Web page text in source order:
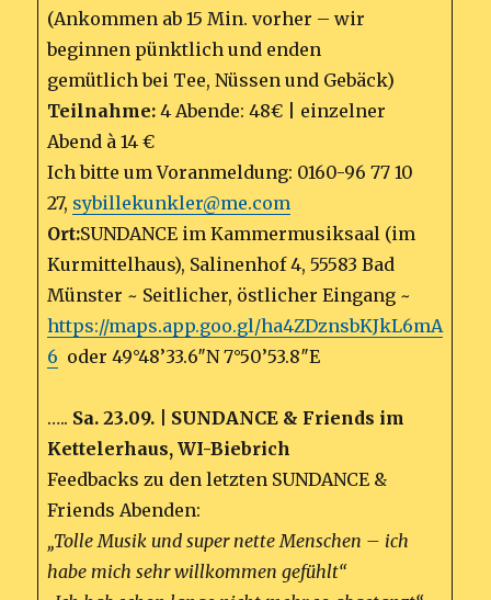
(Ankommen ab 15 Min. vorher – wir
beginnen pünktlich und enden
gemütlich bei Tee, Nüssen und Gebäck)
Teilnahme: 4 Abende: 48€ | einzelner
Abend à 14 €
Ich bitte um Voranmeldung: 0160-96 77 10
27, sybillekunkler@me.com
Ort:SUNDANCE im Kammermusiksaal (im
Kurmittelhaus), Salinenhof 4, 55583 Bad
Münster ~ Seitlicher, östlicher Eingang ~
https://maps.app.goo.gl/ha4ZDznsbKJkL6mA
6 oder 49°48’33.6″N 7°50’53.8″E
….. Sa. 23.09. | SUNDANCE & Friends im
Kettelerhaus, WI-Biebrich
Feedbacks zu den letzten SUNDANCE &
Friends Abenden:
„Tolle Musik und super nette Menschen – ich
habe mich sehr willkommen gefühlt“